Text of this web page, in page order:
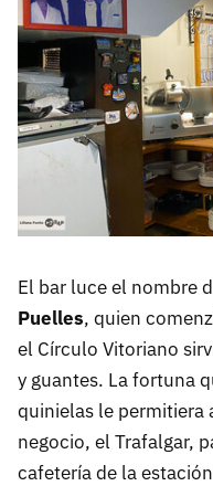
El bar luce el nombre
Puelles, quien
el Círculo Vitoriano
y guantes. La fortuna
quinielas le permitiera
negocio, el Trafalgar,
cafetería de la